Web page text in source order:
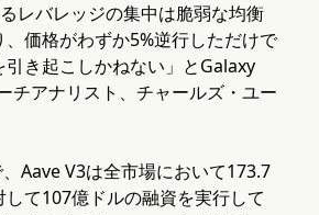
レバレッジの集中は脆弱な均衡
、価格がわずか5%逆行しただけで
引き起こしかねない」とGalaxy
チアナリスト、チャールズ・ユー
Aave V3は全市場において173.7
て107億ドルの融資を実行して